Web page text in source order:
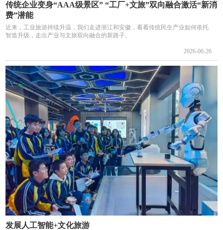
传统企业变身“AAA级景区” “工厂+文旅”双向融合激活“新消
费”潜能
近来，工业旅游持续升温，我们走进浙江和安徽，看看传统民生产业如何依托
智造升级，走出产业与文旅双向融合的新路子。
2026-06-26
发展人工智能+文化旅游